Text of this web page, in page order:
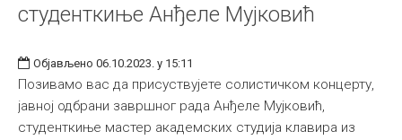
Примењена и ликовна уметност
Издаваштво
Библиотека
студенткиње Анђеле Мујковић
Објављено 06.10.2023. у 15:11
Позивамо вас да присуствујете солистичком концерту,
јавној одбрани завршног рада Анђеле Мујковић,
студенткиње мастер академских студија клавира из